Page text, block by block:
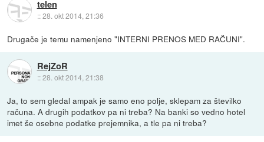
telen
::28. okt 2014, 21:36
Drugače je temu namenjeno "INTERNI PRENOS MED RAČUNI".
RejZoR
::28. okt 2014, 21:38
Ja, to sem gledal ampak je samo eno polje, sklepam za številko
računa. A drugih podatkov pa ni treba? Na banki so vedno hotel
imet še osebne podatke prejemnika, a tle pa ni treba?